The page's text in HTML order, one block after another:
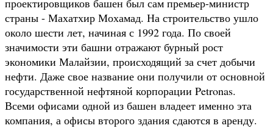
проектировщиков башен был сам премьер-министр
страны - Махатхир Мохамад. На строительство ушло
около шести лет, начиная с 1992 года. По своей
значимости эти башни отражают бурный рост
экономики Малайзии, происходящий за счет добычи
нефти. Даже свое название они получили от основной
государственной нефтяной корпорации Petronas.
Всеми офисами одной из башен владеет именно эта
компания, а офисы второго здания сдаются в аренду.